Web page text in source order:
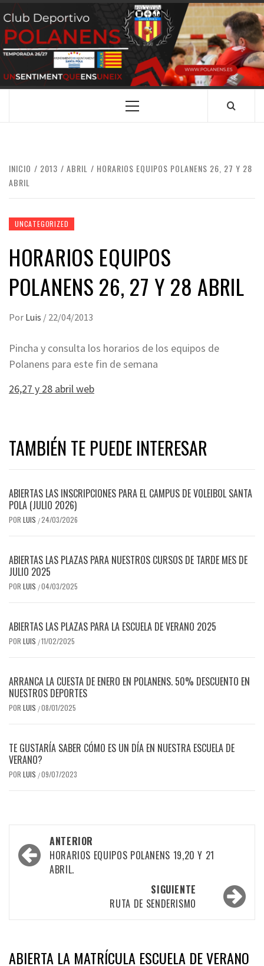
Saltar
al
contenido
CLUB
DEPORTIVO
POLANENS
SANTA POLA
Menú
INICIO 2013 ABRIL
HORARIOS EQUIPOS POLANENS 26, 27 Y 28
ABRIL
UNCATEGORIZED
HORARIOS EQUIPOS
POLANENS 26, 27 Y 28 ABRIL
Por Luis / 22/04/2013
Pincha y consulta los horarios de los equipos de
Polanens para este fin de semana
26,27 y 28 abril web
TAMBIÉN TE PUEDE INTERESAR
ABIERTAS LAS INSCRIPCIONES PARA EL CAMPUS DE VOLEIBOL SANTA
POLA (JULIO 2026)
POR LUIS /24/03/2026
ABIERTAS LAS PLAZAS PARA NUESTROS CURSOS DE TARDE MES DE
JULIO 2025
POR LUIS /04/03/2025
ABIERTAS LAS PLAZAS PARA LA ESCUELA DE VERANO 2025
POR LUIS /11/02/2025
ARRANCA LA CUESTA DE ENERO EN POLANENS. 50% DESCUENTO EN
NUESTROS DEPORTES
POR LUIS /08/01/2025
TE GUSTARÍA SABER CÓMO ES UN DÍA EN NUESTRA ESCUELA DE
VERANO?
POR LUIS /09/07/2023
Navegación
por
ANTERIOR
HORARIOS EQUIPOS POLANENS 19,20 Y 21
ABRIL.
SIGUIENTE
RUTA DE SENDERISMO
ABIERTA LA MATRÍCULA ESCUELA DE VERANO